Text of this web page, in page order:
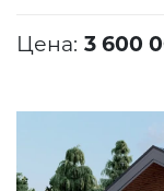
Цена: 3 600